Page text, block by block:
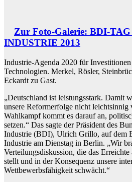
Zur Foto-Galerie: BDI-
INDUSTRIE 2013
Industrie-Agenda 2020 für
Technologien. Merkel, Rösler,
Eckardt zu Gast.
„Deutschland ist leistungsstark. Damit
unsere Reformerfolge nicht leichtsinnig
Wahlkampf kommt es darauf an,
setzen.“ Das sagte der Präsident des
Industrie (BDI), Ulrich Grillo, auf dem
Industrie am Dienstag in Berlin. „Wir
Verteilungsdiskussion, die das
stellt und in der Konsequenz unsere
Wettbewerbsfähigkeit schwächt.“